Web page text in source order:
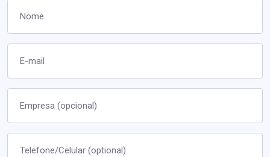
Nome
E-mail
Empresa (opcional)
Telefone/Celular (optional)